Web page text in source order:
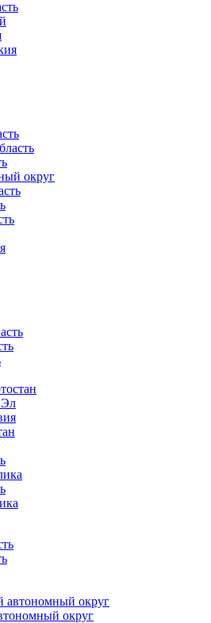
округ
Эл
округ
округ